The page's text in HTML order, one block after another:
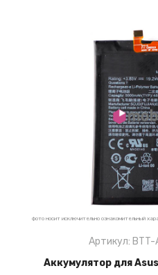
фото носит исключительно ознакомительный
Артикул: BTT-
Аккумулятор для